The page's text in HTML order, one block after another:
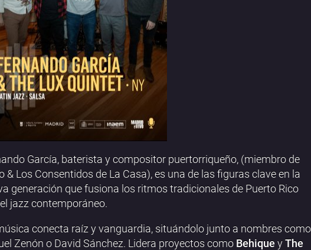
García, baterista y compositor puertorriqueño, (miembro de
& Los Consentidos de La Casa), es una de las figuras clave en la
generación que fusiona los ritmos tradicionales de Puerto Rico
jazz contemporáneo.
conecta raíz y vanguardia, situándolo junto a nombres como
Zenón o David Sánchez. Lidera proyectos como Behique yThe